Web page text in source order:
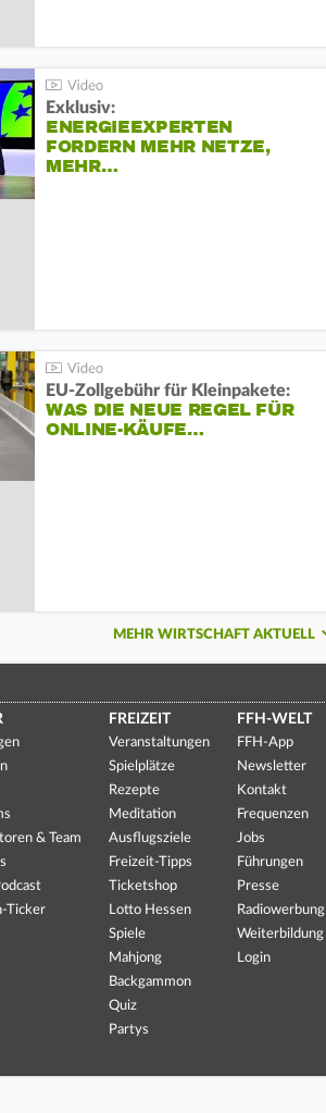
Exklusiv:
ENERGIEEXPERTEN
FORDERN MEHR NETZE,
MEHR…
EU-Zollgebühr für Kleinpakete:
WAS DIE NEUE REGEL FÜR
ONLINE-KÄUFE…
MEHR WIRTSCHAFT AKTUELL
& Team
Ticker
FREIZEIT
Veranstaltungen
Spielplätze
Rezepte
Meditation
Ausflugsziele
Freizeit-Tipps
Ticketshop
Lotto Hessen
Spiele
Mahjong
Backgammon
Quiz
Partys
FFH-WELT
FFH-App
Newsletter
Kontakt
Frequenzen
Jobs
Führungen
Presse
Radiowerbung
Weiterbildung
Login